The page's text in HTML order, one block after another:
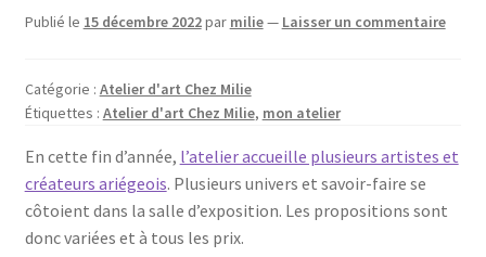
La ménagerie
le
enfant
Sur mesure
le
menu
enfant
Boutique
Publié le 15 décembre 2022par milie— Laisser un commentaire
Catégorie : Atelier d'art Chez Milie
Étiquettes : Atelier d'art Chez Milie, mon atelier
En cette fin d’année, l’atelier accueille plusieurs artistes et
créateurs ariégeois. Plusieurs univers et savoir-faire se
côtoient dans la salle d’exposition. Les propositions sont
donc variées et à tous les prix.